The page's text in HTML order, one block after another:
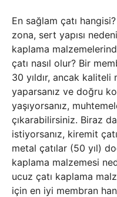
En sağlam çatı
zona, sert yapısı
kaplama
çatı nasıl olur? Bir
30 yıldır, ancak kaliteli
yaparsanız ve doğru
yaşıyorsanız,
çıkarabilirsiniz. Biraz
istiyorsanız, kiremit
metal çatılar (50 yıl)
kaplama malzemesi
ucuz çatı kaplama
için en iyi membran